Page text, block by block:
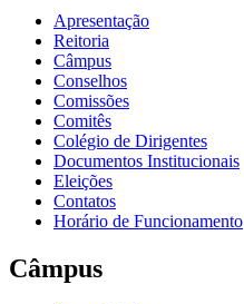
Apresentação
Reitoria
Câmpus
Conselhos
Comissões
Comitês
Colégio de Dirigentes
Documentos Institucionais
Eleições
Contatos
Horário de Funcionamento
Câmpus